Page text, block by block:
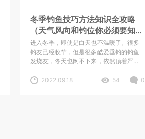
冬季钓鱼技巧方法知识全攻略
（天气风向和钓位你必须要知道
的冬季钓鱼技巧）
进入冬季，即使是白天也不温暖了。很多
钓友已经收竿，但是很多酷爱垂钓的钓鱼
发烧友，冬天也闲不下来，依然顶着严
2022.09.18
54 0